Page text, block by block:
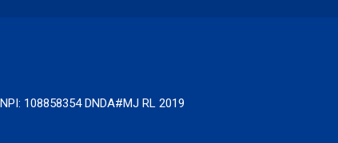
108858354 DNDA#MJ RL 2019